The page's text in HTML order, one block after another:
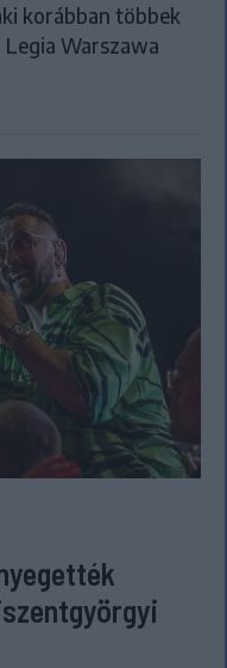
korábban többek
Warszawa